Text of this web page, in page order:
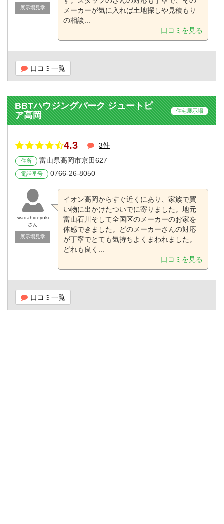
展示場見学
メーカーが気に入れば土地探しや見積もり
の相談...
口コミを見る
口コミ一覧
BBTハウジングパーク ジュートピ
ア高岡
住宅展示場
4.3 3件
住所 富山県高岡市京田627
電話番号 0766-26-8050
wadahideyuki
さん
展示場見学
イオン高岡からすぐ近くにあり、家族で買
い物に出かけたついでに寄りました。地元
富山石川そして全国区のメーカーのお家を
体感できました。どのメーカーさんの対応
が丁寧でとても気持ちよくまわれました。
どれも良く...
口コミを見る
口コミ一覧